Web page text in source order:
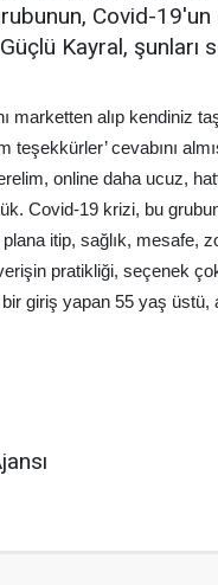
Covid-19'un
Kayral, şunları
marketten alıp kendiniz
teşekkürler’ cevabını
online daha ucuz,
Covid-19 krizi, bu
itip, sağlık, mesafe,
pratikliği, seçenek
giriş yapan 55 yaş üstü,